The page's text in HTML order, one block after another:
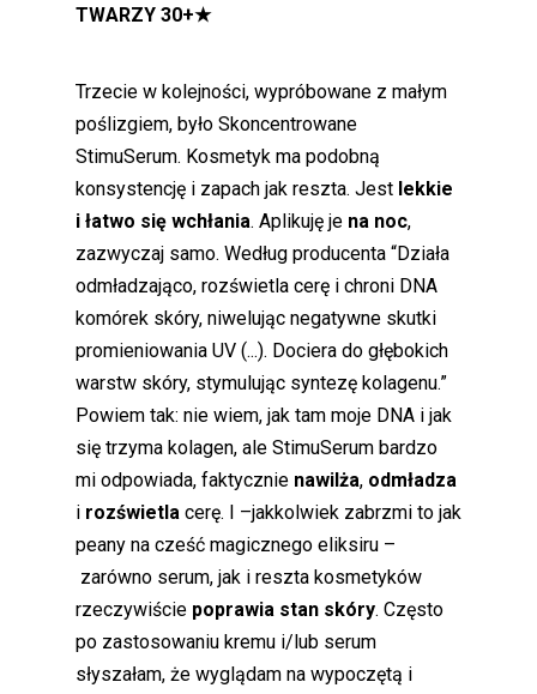
TWARZY 30+★
Trzecie w kolejności, wypróbowane z małym
poślizgiem, było Skoncentrowane
StimuSerum. Kosmetyk ma podobną
konsystencję i zapach jak reszta. Jestlekkie
i łatwo się wchłania. Aplikuję je na noc,
zazwyczaj samo. Według producenta “Działa
odmładzająco, rozświetla cerę i chroni DNA
komórek skóry, niwelując negatywne skutki
promieniowania UV (...). Dociera do głębokich
warstw skóry, stymulując syntezę kolagenu.”
Powiem tak: nie wiem, jak tam moje DNA i jak
się trzyma kolagen, ale StimuSerum bardzo
mi odpowiada, faktycznie nawilża, odmładza
i rozświetla cerę. I –jakkolwiek zabrzmi to jak
peany na cześć magicznego eliksiru –
zarówno serum, jak i reszta kosmetyków
rzeczywiście poprawia stan skóry. Często
po zastosowaniu kremu i/lub serum
słyszałam, że wyglądam na wypoczętą i